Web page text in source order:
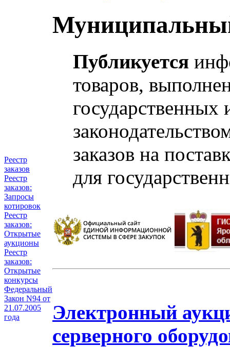
Реестр
заказов
Реестр
заказов:
Запросы
котировок
Реестр
заказов:
Открытые
аукционы
Реестр
заказов:
Открытые
конкурсы
Федеральный
Закон N94 от
21.07.2005
года
Публикуется
товаров,
заказов на
для
Электронный
серверного